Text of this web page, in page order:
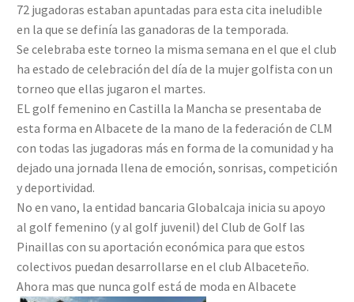
72 jugadoras estaban apuntadas para esta cita ineludible
en la que se definía las ganadoras de la temporada.
Se celebraba este torneo la misma semana en el que el club
ha estado de celebración del día de la mujer golfista con un
torneo que ellas jugaron el martes.
EL golf femenino en Castilla la Mancha se presentaba de
esta forma en Albacete de la mano de la federación de CLM
con todas las jugadoras más en forma de la comunidad y ha
dejado una jornada llena de emoción, sonrisas, competición
y deportividad.
No en vano, la entidad bancaria Globalcaja inicia su apoyo
al golf femenino (y al golf juvenil) del Club de Golf las
Pinaillas con su aportación económica para que estos
colectivos puedan desarrollarse en el club Albaceteño.
Ahora mas que nunca golf está de moda en Albacete